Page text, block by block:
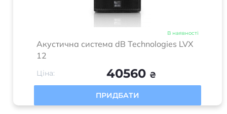
В наявності
Акустична система dB Technologies LVX
12
Ціна: 40560 ₴
ПРИДБАТИ